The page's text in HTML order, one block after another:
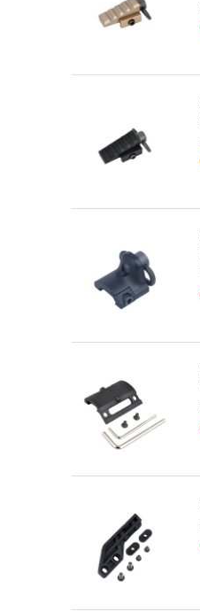
Anteprima
Anteprima
Anteprima
Anteprima